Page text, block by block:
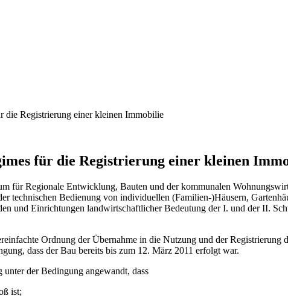
die Registrierung einer kleinen Immobilie
für die Registrierung einer kleinen
für Regionale Entwicklung, Bauten und der kommunalen
technischen Bedienung von individuellen (Familien-)Häusern,
und Einrichtungen landwirtschaftlicher Bedeutung der I. und der II.
Ordnung der Übernahme in die Nutzung und der
dass der Bau bereits bis zum 12. März 2011 erfolgt war.
der Bedingung angewandt, dass
ist;